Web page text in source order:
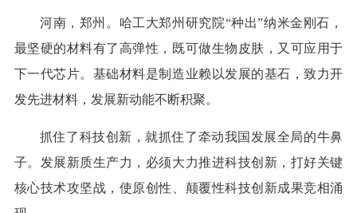
河南，郑州。哈工大郑州研究院“种出”纳米金刚石，
最坚硬的材料有了高弹性，既可做生物皮肤，又可应用于
下一代芯片。基础材料是制造业赖以发展的基石，致力开
发先进材料，发展新动能不断积聚。
抓住了科技创新，就抓住了牵动我国发展全局的牛鼻
子。发展新质生产力，必须大力推进科技创新，打好关键
核心技术攻坚战，使原创性、颠覆性科技创新成果竞相涌